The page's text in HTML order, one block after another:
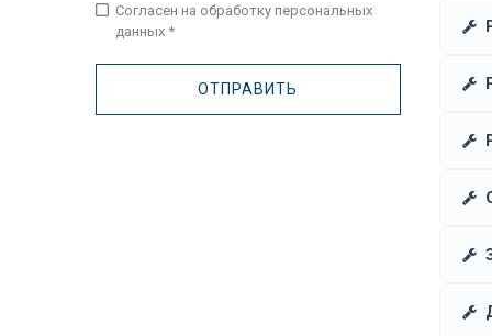
check_box_outline_blank Согласен на обработку персональных
данных *